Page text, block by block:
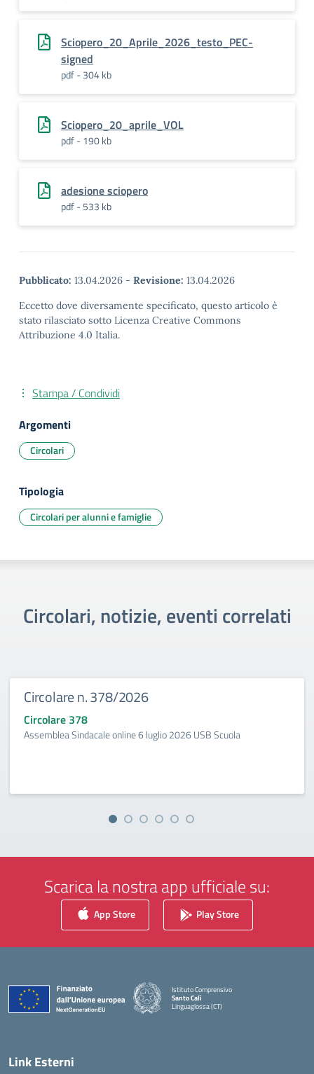
Sciopero_20_Aprile_2026_testo_PEC-
signed
pdf - 304 kb
Sciopero_20_aprile_VOL
pdf - 190 kb
adesione sciopero
pdf - 533 kb
Pubblicato: 13.04.2026 - Revisione: 13.04.2026
Eccetto dove diversamente specificato, questo articolo è
stato rilasciato sotto Licenza Creative Commons
Attribuzione 4.0 Italia.
Stampa / Condividi
Argomenti
Circolari
Tipologia
Circolari per alunni e famiglie
Circolari, notizie, eventi correlati
Circolare n. 378/2026
Circolare 378
Assemblea Sindacale online 6 luglio 2026 USB Scuola
Scarica la nostra app ufficiale su:
App Store Play Store
Istituto Comprensivo
Santo Calì
Linguaglossa (CT)
— Visita la pagina iniziale della scuola
Link Esterni